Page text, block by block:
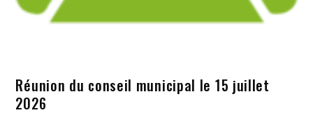
Réunion du conseil municipal le 15 juillet
2026